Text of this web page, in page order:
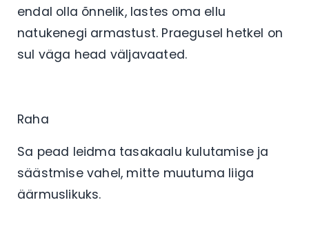
endal olla õnnelik, lastes oma ellu
natukenegi armastust. Praegusel hetkel on
sul väga head väljavaated.
Raha
Sa pead leidma tasakaalu kulutamise ja
säästmise vahel, mitte muutuma liiga
äärmuslikuks.